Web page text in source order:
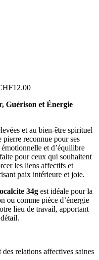
12.00
Guérison et Énergie
et au bien-être spirituel
pierre reconnue pour ses
et d’équilibre
pour ceux qui souhaitent
les liens affectifs et
paix intérieure et joie.
34g est idéale pour la
ou comme pièce d’énergie
lieu de travail, apportant
relations affectives saines